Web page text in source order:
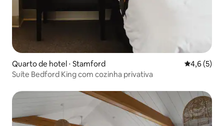
Quarto de hotel ⋅ Stamford 4,6 de
4,6 (5)
Suíte Bedford King com cozinha privativa